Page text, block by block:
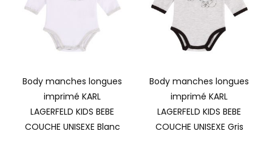
Body manches longues
imprimé KARL
LAGERFELD KIDS BEBE
COUCHE UNISEXE Blanc
Body manches longues
imprimé KARL
LAGERFELD KIDS BEBE
COUCHE UNISEXE Gris